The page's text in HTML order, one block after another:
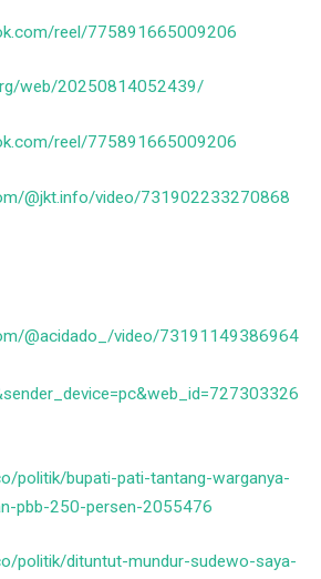
reel/775891665009206
web/20250814052439/
reel/775891665009206
@jkt.info/video/731902233270868
@acidado_/video/73191149386964
politik/bupati-pati-tantang-warganya-
pbb-250-persen-2055476
politik/dituntut-mundur-sudewo-saya-